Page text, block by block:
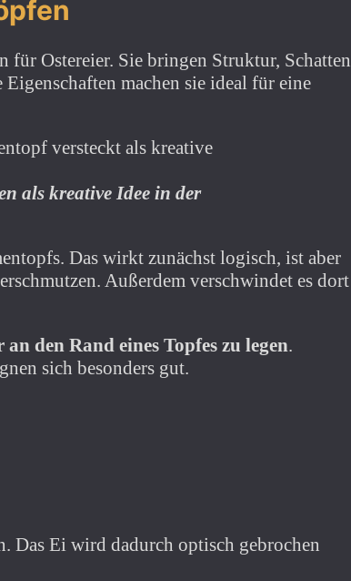
für Ostereier. Sie bringen Struktur, Schatten
machen sie ideal für eine
als kreative Idee in der
Das wirkt zunächst logisch, ist aber
Außerdem verschwindet es dort
den Rand eines Topfes zu legen.
sich besonders gut.
Das Ei wird dadurch optisch gebrochen